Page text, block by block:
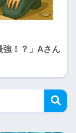
強！？」Aさん